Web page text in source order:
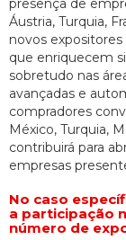
presença de
Áustria, Turquia,
novos
que enriquecem
sobretudo nas
avançadas e
compradores
México, Turquia,
contribuirá para
empresas
No caso
a participação
número de